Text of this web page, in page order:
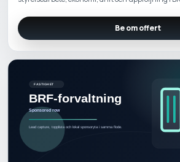
Be om offert